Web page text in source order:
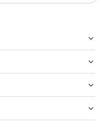
Lancôme Teint
ISODODECANE,
METHOXYCINNAMATE,
BUTYLENE GLYCOL,
PERLITE,
za pomocą pędzla i